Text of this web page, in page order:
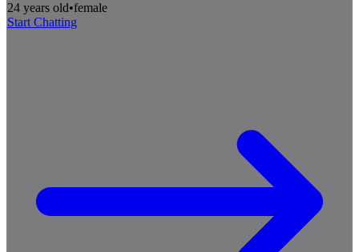
24 years old•female
Start Chatting